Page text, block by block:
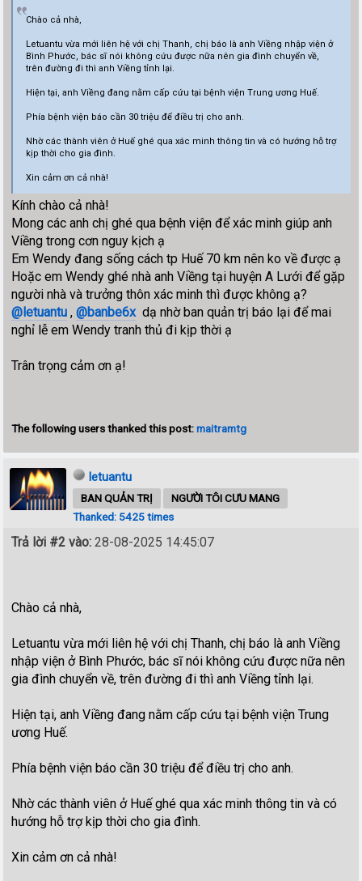
Chào cả nhà,
Letuantu vừa mới liên hệ với chị Thanh, chị báo là anh Viềng nhập viện ở
Bình Phước, bác sĩ nói không cứu được nữa nên gia đình chuyển về,
trên đường đi thì anh Viềng tỉnh lại.
Hiện tại, anh Viềng đang nằm cấp cứu tại bệnh viện Trung ương Huế.
Phía bệnh viện báo cần 30 triệu để điều trị cho anh.
Nhờ các thành viên ở Huế ghé qua xác minh thông tin và có hướng hỗ trợ
kịp thời cho gia đình.
Xin cảm ơn cả nhà!
Kính chào cả nhà!
Mong các anh chị ghé qua bệnh viện để xác minh giúp anh
Viềng trong cơn nguy kịch ạ
Em Wendy đang sống cách tp Huế 70 km nên ko về được ạ
Hoặc em Wendy ghé nhà anh Viềng tại huyện A Lưới để gặp
người nhà và trưởng thôn xác minh thì được không ạ?
@letuantu ,@banbe6xdạ nhờ ban quản trị báo lại để mai
nghỉ lễ em Wendy tranh thủ đi kịp thời ạ
Trân trọng cảm ơn ạ!
The following users thanked this post:maitramtg
letuantu
BAN QUẢN TRỊ
NGƯỜI TÔI CƯU MANG
Thanked: 5425 times
Trả lời #2 vào: 28-08-2025 14:45:07
Chào cả nhà,
Letuantu vừa mới liên hệ với chị Thanh, chị báo là anh Viềng
nhập viện ở Bình Phước, bác sĩ nói không cứu được nữa nên
gia đình chuyển về, trên đường đi thì anh Viềng tỉnh lại.
Hiện tại, anh Viềng đang nằm cấp cứu tại bệnh viện Trung
ương Huế.
Phía bệnh viện báo cần 30 triệu để điều trị cho anh.
Nhờ các thành viên ở Huế ghé qua xác minh thông tin và có
hướng hỗ trợ kịp thời cho gia đình.
Xin cảm ơn cả nhà!